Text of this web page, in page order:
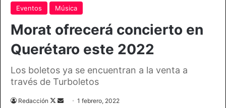
Eventos Música
Morat ofrecerá concierto en
Querétaro este 2022
Los boletos ya se encuentran a la venta a
través de Turboletos
Redacción
Follow
Send1 febrero, 2022